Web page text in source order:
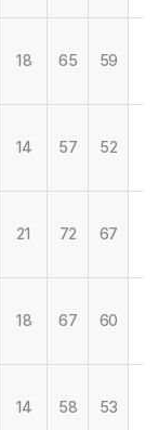
18 65 59
14 57 52
21 72 67
18 67 60
14 58 53